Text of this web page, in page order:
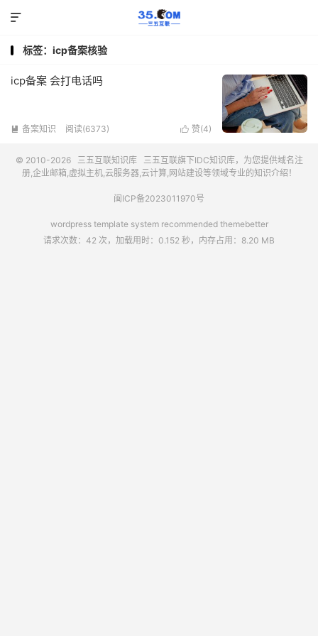

标签：icp备案核验
icp备案 会打电话吗
 备案知识 阅读(6373)  赞(4)
© 2010-2026 三五互联知识库 三五互联旗下IDC知识库，为您提供域名注
册,企业邮箱,虚拟主机,云服务器,云计算,网站建设等领域专业的知识介绍！
闽ICP备2023011970号
wordpress template system recommended themebetter
请求次数：42 次，加载用时：0.152 秒，内存占用：8.20 MB